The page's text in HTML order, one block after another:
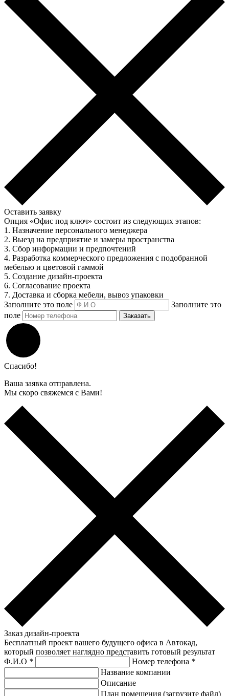
Оставить заявку
Опция «Офис под ключ» состоит из следующих этапов:
1. Назначение персонального менеджера
2. Выезд на предприятие и замеры пространства
3. Сбор информации и предпочтений
4. Разработка коммерческого предложения с подобранной
мебелью и цветовой гаммой
5. Создание дизайн-проекта
6. Согласование проекта
7. Доставка и сборка мебели, вывоз упаковки
Заполните это поле
Заполните это
поле
Заказать
Спасибо!
Ваша заявка отправлена.
Мы скоро свяжемся с Вами!
Заказ дизайн-проекта
Бесплатный проект вашего будущего офиса в Автокад,
который позволяет наглядно представить готовый результат
Ф.И.О * Номер телефона *
Название компании
Описание
План помещения (загрузите файл)